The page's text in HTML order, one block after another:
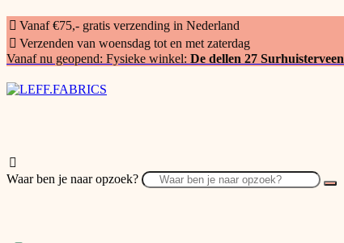
Vanaf €75,- gratis verzending in Nederland
Verzenden van woensdag tot en met zaterdag
Vanaf nu geopend: Fysieke winkel: De dellen 27 Surhuisterveen
Waar ben je naar opzoek?